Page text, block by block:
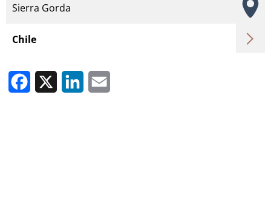
Sierra Gorda
Chile
Facebook LinkedIn